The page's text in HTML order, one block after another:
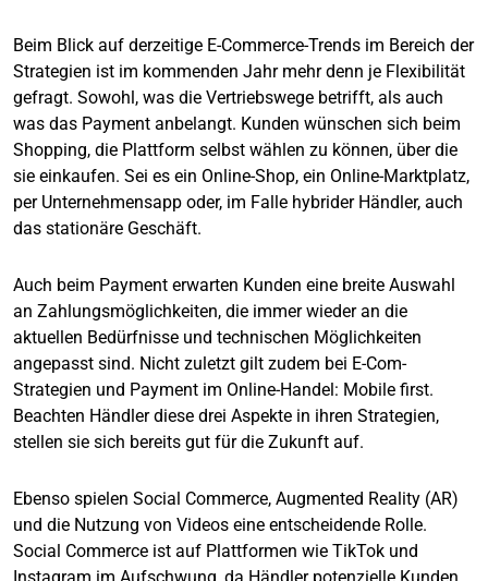
Beim Blick auf derzeitige E-Commerce-Trends im Bereich der
Strategien ist im kommenden Jahr mehr denn je Flexibilität
gefragt. Sowohl, was die Vertriebswege betrifft, als auch
was das Payment anbelangt. Kunden wünschen sich beim
Shopping, die Plattform selbst wählen zu können, über die
sie einkaufen. Sei es ein Online-Shop, ein Online-Marktplatz,
per Unternehmensapp oder, im Falle hybrider Händler, auch
das stationäre Geschäft.
Auch beim Payment erwarten Kunden eine breite Auswahl
an Zahlungsmöglichkeiten, die immer wieder an die
aktuellen Bedürfnisse und technischen Möglichkeiten
angepasst sind. Nicht zuletzt gilt zudem bei E-Com-
Strategien und Payment im Online-Handel: Mobile first.
Beachten Händler diese drei Aspekte in ihren Strategien,
stellen sie sich bereits gut für die Zukunft auf.
Ebenso spielen Social Commerce, Augmented Reality (AR)
und die Nutzung von Videos eine entscheidende Rolle.
Social Commerce ist auf Plattformen wie TikTok und
Instagram im Aufschwung, da Händler potenzielle Kunden